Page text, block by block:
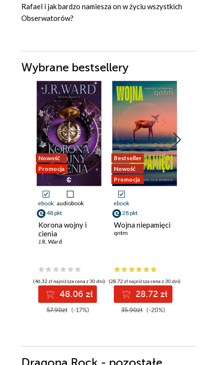
Rafael i jak bardzo namiesza on w życiu wszystkich
Obserwatorów?
Wybrane bestsellery
Nowość
Promocja
ebook audiobook
48 pkt
Korona wojny i
cienia
J.R. Ward
(46,32 zł najniższa cena z 30 dni)
48.06 zł
57.90zł (-17%)
Bestseller
Nowość
Promocja
ebook
28 pkt
Wojna niepamięci
qntm
(28,72 zł najniższa cena z 30 dni)
28.72 zł
35.90zł (-20%)